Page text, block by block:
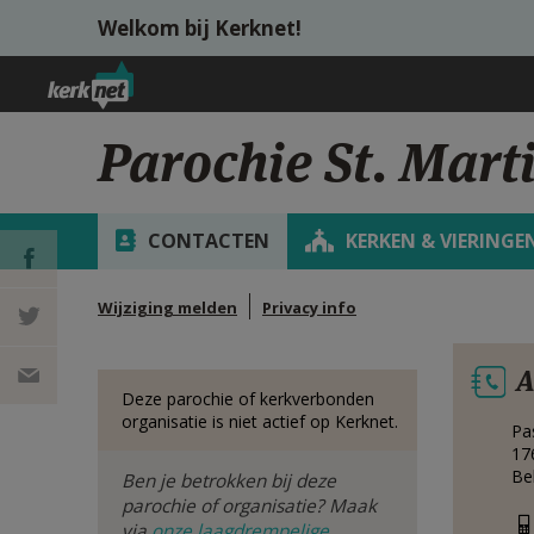
Overslaan en naar de inhoud gaan
Welkom bij Kerknet!
Parochie St.
CONTACTEN KERKEN &
Wijziging melden Privacy info
DEEL OP
FACEBOOK
DEEL OP
Deze parochie of kerkverbonden
organisatie is niet actief op Kerknet.
Ben je betrokken bij deze
parochie of organisatie? Maak